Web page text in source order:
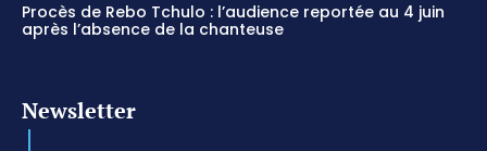
Procès de Rebo Tchulo : l’audience reportée au 4 juin
après l’absence de la chanteuse
Newsletter